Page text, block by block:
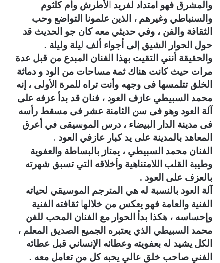
والمشرق فهو امتداد لفريد الأطرش وأم كلثوم
والسنباطي وغيرهم ، الذين علمونا التواضع وحب
الثقافة والفن ، وفي حديثي معه كان جو الحديث قد
حول الحوار الشيق إلى أجواء ألف ليلة وليلة .
والحقيقة أنني التقيت بهذا الفنان المبدع من قبل عدة
مرات حيث كانت هناك ثمة مساحات من الود و دماثة
الخلق تتلمسها فى وجهه وأنت تراه للمرة الأولى ، إنه
محمد السبيطي عازف العود ، فنان قد بدأ عزفه على
آلة العود وهو فى سن الثامنة عشر فى مسقط رأسه
فى مدينة الدار البيضاء ، درس الموسيقى في أعرق
المعاهد بالمدينة على يد كبار عازفي العود .
الفنان محمد السبيطي ، يمتاز بالبساطة والعفوية
وطيبة القلب اللامتناهية وأخلاقه التي تسبق شهرته
بالعزف على العود .
آلة العود بالنسبة له هي المترجم الموسيقي لحياته
الفنية والعامة فهو يعكس من خلالها ثقافته الفنية
وإحساسه ، هكذا بدأ الحوار مع الفنان المحب للفن
محمد السبيطي الذي يعتبره الجميع الصديق المعلم ،
الكل يشيد له بعفويته وعطائه الإنساني قبل عطائه
الفني صاحب خلق عالي يحبه كل من تعامل معه .